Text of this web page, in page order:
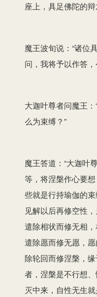
座上，具足佛陀的辩
魔王波旬说：“诸位
问，我将予以作答
大迦叶尊者问魔王
么为束缚？”
魔王答道：“大迦叶
等，将涅槃作心要
些就是行持瑜伽的
见解以后再修空性
遣除相状而修无相
遣除愿而修无愿，
除轮回而修涅槃，
者，涅槃是不行想
灭中来，自性无生